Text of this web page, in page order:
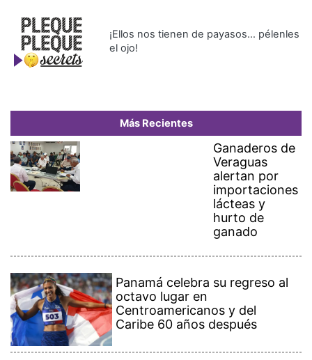
¡Ellos nos tienen de payasos… pélenles
el ojo!
Más Recientes
Ganaderos de
Veraguas
alertan por
importaciones
lácteas y
hurto de
ganado
Panamá celebra su regreso al
octavo lugar en
Centroamericanos y del
Caribe 60 años después